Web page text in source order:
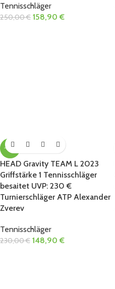
Tennisschläger
250,00€ 158,90€
-35%
HEAD Gravity TEAM L 2023
Griffstärke 1 Tennisschläger
besaitet UVP: 230 €
Turnierschläger ATP Alexander
Zverev
Tennisschläger
230,00€ 148,90€